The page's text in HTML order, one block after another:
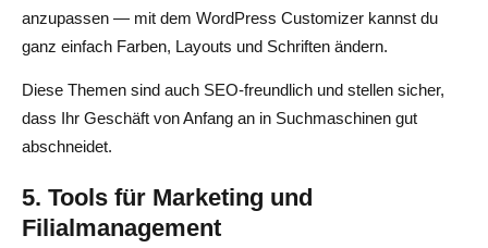
anzupassen — mit dem WordPress Customizer kannst du
ganz einfach Farben, Layouts und Schriften ändern.
Diese Themen sind auch SEO-freundlich und stellen sicher,
dass Ihr Geschäft von Anfang an in Suchmaschinen gut
abschneidet.
5. Tools für Marketing und
Filialmanagement